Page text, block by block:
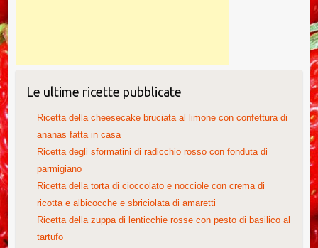
Le ultime ricette pubblicate
Ricetta della cheesecake bruciata al limone con confettura di
ananas fatta in casa
Ricetta degli sformatini di radicchio rosso con fonduta di
parmigiano
Ricetta della torta di cioccolato e nocciole con crema di
ricotta e albicocche e sbriciolata di amaretti
Ricetta della zuppa di lenticchie rosse con pesto di basilico al
tartufo